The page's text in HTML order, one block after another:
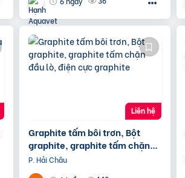
Graphite tấm bôi trơn, Bột
graphite, graphite tấm chặn
đầu lò, điện cực graphite
P. Hải Châu
Liên hệ